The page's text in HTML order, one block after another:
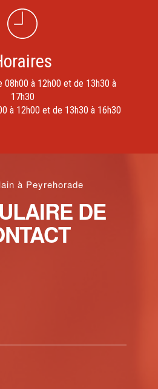
08h00 à 12h00 et de 13h30 à
17h30
à 12h00 et de 13h30 à 16h30
à Peyrehorade
DE